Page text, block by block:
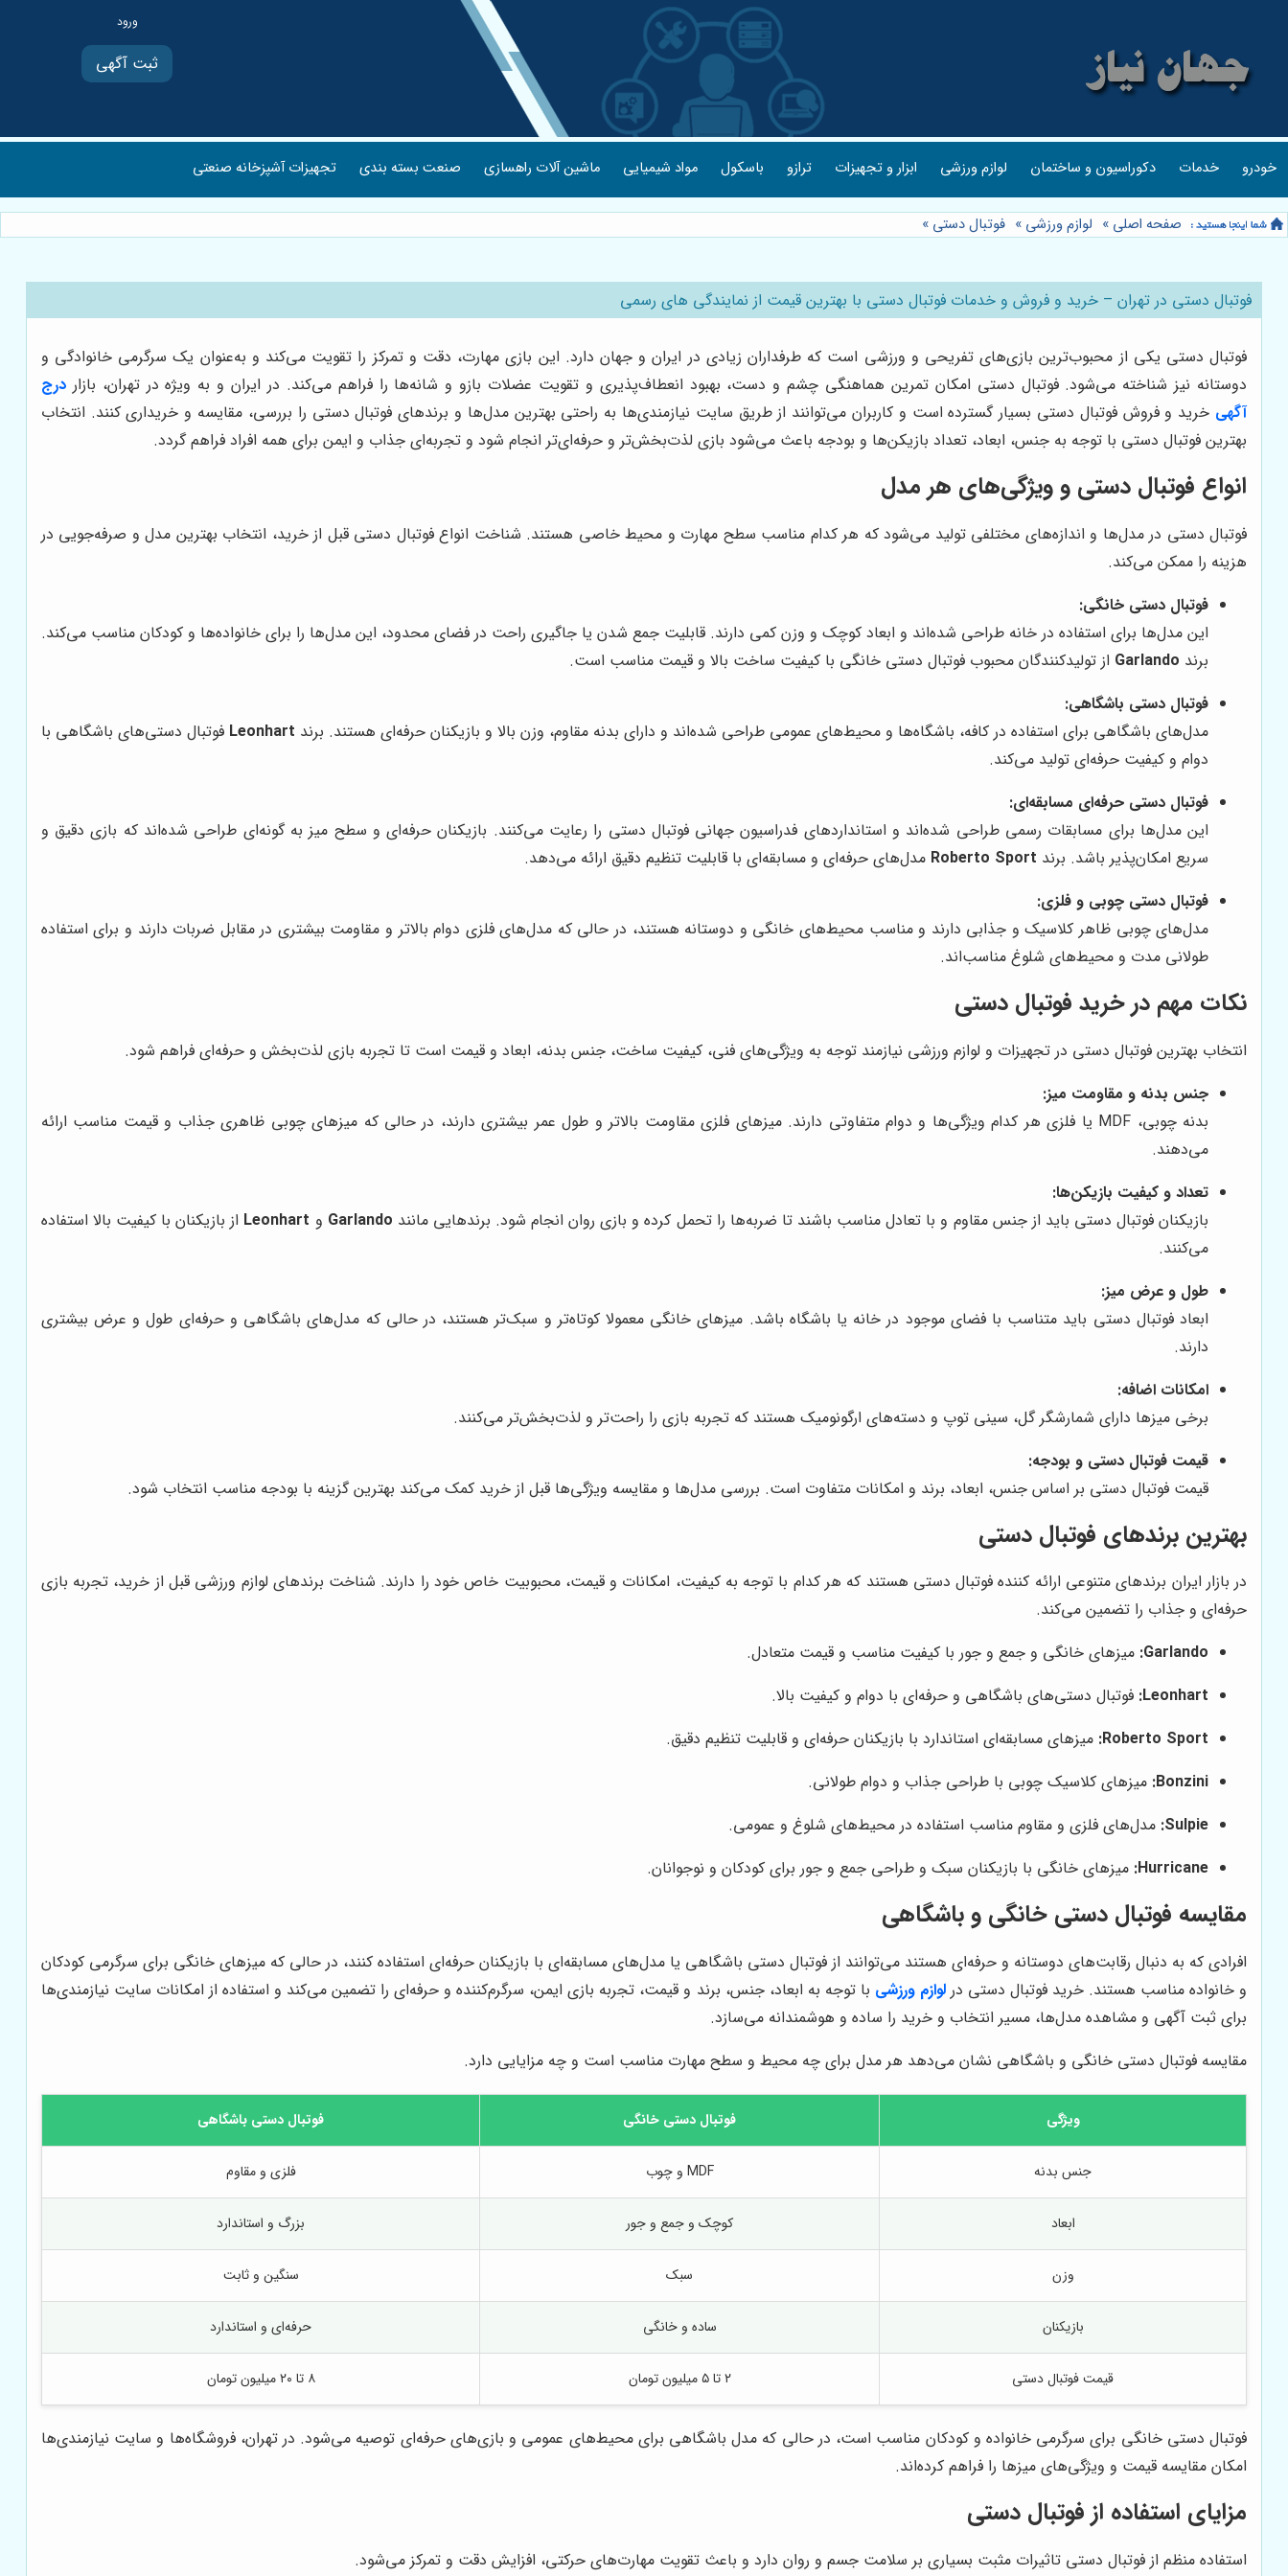
ثبت آگهی
خودرو خدمات دکوراسیون و ساختمان لوازم ورزشی ابزار و تجهیزات ترازو باسکول مواد شیمیایی ماشین آلات راهسازی صنعت بسته بندی تجهیزات آشپزخانه صنعتی
صفحه اصلی » لوازم ورزشی » فوتبال دستی »
فوتبال دستی در تهران – خرید و فروش و خدمات فوتبال دستی با بهترین قیمت از نمایندگی های رسمی
فوتبال دستی یکی از محبوب‌ترین بازی‌های تفریحی و ورزشی است که طرفداران زیادی در ایران و جهان دارد. این بازی مهارت، دقت و تمرکز را تقویت می‌کند و به‌عنوان یک سرگرمی خانوادگی و
دوستانه نیز شناخته می‌شود. فوتبال دستی امکان تمرین هماهنگی چشم و دست، بهبود انعطاف‌پذیری و تقویت عضلات بازو و شانه‌ها را فراهم می‌کند. در ایران و به ویژه در تهران، بازاردرج
آگهی خرید و فروش فوتبال دستی بسیار گسترده است و کاربران می‌توانند از طریق سایت نیازمندی‌ها به راحتی بهترین مدل‌ها و برندهای فوتبال دستی را بررسی، مقایسه و خریداری کنند. انتخاب
بهترین فوتبال دستی با توجه به جنس، ابعاد، تعداد بازیکن‌ها و بودجه باعث می‌شود بازی لذت‌بخش‌تر و حرفه‌ای‌تر انجام شود و تجربه‌ای جذاب و ایمن برای همه افراد فراهم گردد.
انواع فوتبال دستی و ویژگی‌های هر مدل
فوتبال دستی در مدل‌ها و اندازه‌های مختلفی تولید می‌شود که هر کدام مناسب سطح مهارت و محیط خاصی هستند. شناخت انواع فوتبال دستی قبل از خرید، انتخاب بهترین مدل و صرفه‌جویی در
هزینه را ممکن می‌کند.
فوتبال دستی خانگی:
این مدل‌ها برای استفاده در خانه طراحی شده‌اند و ابعاد کوچک و وزن کمی دارند. قابلیت جمع شدن یا جاگیری راحت در فضای محدود، این مدل‌ها را برای خانواده‌ها و کودکان مناسب می‌کند.
برند Garlando از تولیدکنندگان محبوب فوتبال دستی خانگی با کیفیت ساخت بالا و قیمت مناسب است.
فوتبال دستی باشگاهی:
مدل‌های باشگاهی برای استفاده در کافه، باشگاه‌ها و محیط‌های عمومی طراحی شده‌اند و دارای بدنه مقاوم، وزن بالا و بازیکنان حرفه‌ای هستند. برند Leonhart فوتبال دستی‌های باشگاهی با
دوام و کیفیت حرفه‌ای تولید می‌کند.
فوتبال دستی حرفه‌ای مسابقه‌ای:
این مدل‌ها برای مسابقات رسمی طراحی شده‌اند و استانداردهای فدراسیون جهانی فوتبال دستی را رعایت می‌کنند. بازیکنان حرفه‌ای و سطح میز به گونه‌ای طراحی شده‌اند که بازی دقیق و
سریع امکان‌پذیر باشد. برند Roberto Sport مدل‌های حرفه‌ای و مسابقه‌ای با قابلیت تنظیم دقیق ارائه می‌دهد.
فوتبال دستی چوبی و فلزی:
مدل‌های چوبی ظاهر کلاسیک و جذابی دارند و مناسب محیط‌های خانگی و دوستانه هستند، در حالی که مدل‌های فلزی دوام بالاتر و مقاومت بیشتری در مقابل ضربات دارند و برای استفاده
طولانی مدت و محیط‌های شلوغ مناسب‌اند.
نکات مهم در خرید فوتبال دستی
انتخاب بهترین فوتبال دستی در تجهیزات و لوازم ورزشی نیازمند توجه به ویژگی‌های فنی، کیفیت ساخت، جنس بدنه، ابعاد و قیمت است تا تجربه بازی لذت‌بخش و حرفه‌ای فراهم شود.
جنس بدنه و مقاومت میز:
بدنه چوبی، MDF یا فلزی هر کدام ویژگی‌ها و دوام متفاوتی دارند. میزهای فلزی مقاومت بالاتر و طول عمر بیشتری دارند، در حالی که میزهای چوبی ظاهری جذاب و قیمت مناسب ارائه
می‌دهند.
تعداد و کیفیت بازیکن‌ها:
بازیکنان فوتبال دستی باید از جنس مقاوم و با تعادل مناسب باشند تا ضربه‌ها را تحمل کرده و بازی روان انجام شود. برندهایی مانند Garlando و Leonhart از بازیکنان با کیفیت بالا استفاده
می‌کنند.
طول و عرض میز:
ابعاد فوتبال دستی باید متناسب با فضای موجود در خانه یا باشگاه باشد. میزهای خانگی معمولا کوتاه‌تر و سبک‌تر هستند، در حالی که مدل‌های باشگاهی و حرفه‌ای طول و عرض بیشتری
دارند.
امکانات اضافه:
برخی میزها دارای شمارشگر گل، سینی توپ و دسته‌های ارگونومیک هستند که تجربه بازی را راحت‌تر و لذت‌بخش‌تر می‌کنند.
قیمت فوتبال دستی و بودجه:
قیمت فوتبال دستی بر اساس جنس، ابعاد، برند و امکانات متفاوت است. بررسی مدل‌ها و مقایسه ویژگی‌ها قبل از خرید کمک می‌کند بهترین گزینه با بودجه مناسب انتخاب شود.
بهترین برندهای فوتبال دستی
در بازار ایران برندهای متنوعی ارائه کننده فوتبال دستی هستند که هر کدام با توجه به کیفیت، امکانات و قیمت، محبوبیت خاص خود را دارند. شناخت برندهای لوازم ورزشی قبل از خرید، تجربه بازی
حرفه‌ای و جذاب را تضمین می‌کند.
Garlando: میزهای خانگی و جمع و جور با کیفیت مناسب و قیمت متعادل.
Leonhart: فوتبال دستی‌های باشگاهی و حرفه‌ای با دوام و کیفیت بالا.
Roberto Sport: میزهای مسابقه‌ای استاندارد با بازیکنان حرفه‌ای و قابلیت تنظیم دقیق.
Bonzini: میزهای کلاسیک چوبی با طراحی جذاب و دوام طولانی.
Sulpie: مدل‌های فلزی و مقاوم مناسب استفاده در محیط‌های شلوغ و عمومی.
Hurricane: میزهای خانگی با بازیکنان سبک و طراحی جمع و جور برای کودکان و نوجوانان.
مقایسه فوتبال دستی خانگی و باشگاهی
افرادی که به دنبال رقابت‌های دوستانه و حرفه‌ای هستند می‌توانند از فوتبال دستی باشگاهی یا مدل‌های مسابقه‌ای با بازیکنان حرفه‌ای استفاده کنند، در حالی که میزهای خانگی برای سرگرمی کودکان
و خانواده مناسب هستند. خرید فوتبال دستی درلوازم ورزشی با توجه به ابعاد، جنس، برند و قیمت، تجربه بازی ایمن، سرگرم‌کننده و حرفه‌ای را تضمین می‌کند و استفاده از امکانات سایت نیازمندی‌ها
برای ثبت آگهی و مشاهده مدل‌ها، مسیر انتخاب و خرید را ساده و هوشمندانه می‌سازد.
مقایسه فوتبال دستی خانگی و باشگاهی نشان می‌دهد هر مدل برای چه محیط و سطح مهارت مناسب است و چه مزایایی دارد.
ویژگی فوتبال دستی خانگی فوتبال دستی باشگاهی
جنس بدنه MDF و چوب فلزی و مقاوم
ابعاد کوچک و جمع و جور بزرگ و استاندارد
وزن سبک سنگین و ثابت
بازیکنان ساده و خانگی حرفه‌ای و استاندارد
قیمت فوتبال دستی ۲ تا ۵ میلیون تومان ۸ تا ۲۰ میلیون تومان
فوتبال دستی خانگی برای سرگرمی خانواده و کودکان مناسب است، در حالی که مدل باشگاهی برای محیط‌های عمومی و بازی‌های حرفه‌ای توصیه می‌شود. در تهران، فروشگاه‌ها و سایت نیازمندی‌ها
امکان مقایسه قیمت و ویژگی‌های میزها را فراهم کرده‌اند.
مزایای استفاده از فوتبال دستی
استفاده منظم از فوتبال دستی تاثیرات مثبت بسیاری بر سلامت جسم و روان دارد و باعث تقویت مهارت‌های حرکتی، افزایش دقت و تمرکز می‌شود.